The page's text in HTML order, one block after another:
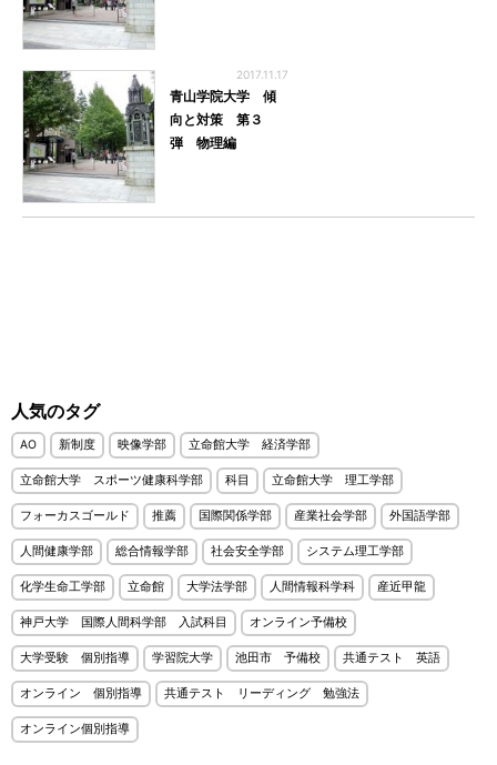
2017.11.17
青山学院大学 傾
向と対策 第３
弾 物理編
人気のタグ
AO 新制度 映像学部 立命館大学 経済学部
立命館大学 スポーツ健康科学部 科目 立命館大学 理工学部
フォーカスゴールド 推薦 国際関係学部 産業社会学部 外国語学部
人間健康学部 総合情報学部 社会安全学部 システム理工学部
化学生命工学部 立命館 大学法学部 人間情報科学科 産近甲龍
神戸大学 国際人間科学部 入試科目 オンライン予備校
大学受験 個別指導 学習院大学 池田市 予備校 共通テスト 英語
オンライン 個別指導 共通テスト リーディング 勉強法
オンライン個別指導